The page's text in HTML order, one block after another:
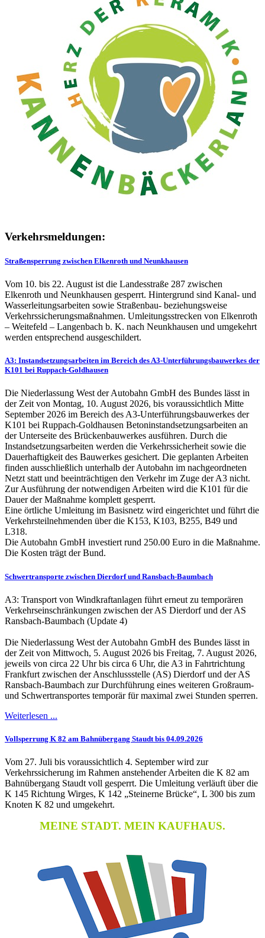
Verkehrsmeldungen:
Straßensperrung zwischen Elkenroth und Neunkhausen
Vom 10. bis 22. August ist die Landesstraße 287 zwischen
Elkenroth und Neunkhausen gesperrt. Hintergrund sind Kanal- und
Wasserleitungsarbeiten sowie Straßenbau- beziehungsweise
Verkehrssicherungsmaßnahmen. Umleitungsstrecken von Elkenroth
– Weitefeld – Langenbach b. K. nach Neunkhausen und umgekehrt
werden entsprechend ausgeschildert.
A3: Instandsetzungsarbeiten im Bereich des A3-Unterführungsbauwerkes der
K101 bei Ruppach-Goldhausen
Die Niederlassung West der Autobahn GmbH des Bundes lässt in
der Zeit von Montag, 10. August 2026, bis voraussichtlich Mitte
September 2026 im Bereich des A3-Unterführungsbauwerkes der
K101 bei Ruppach-Goldhausen Betoninstandsetzungsarbeiten an
der Unterseite des Brückenbauwerkes ausführen. Durch die
Instandsetzungsarbeiten werden die Verkehrssicherheit sowie die
Dauerhaftigkeit des Bauwerkes gesichert. Die geplanten Arbeiten
finden ausschließlich unterhalb der Autobahn im nachgeordneten
Netzt statt und beeinträchtigen den Verkehr im Zuge der A3 nicht.
Zur Ausführung der notwendigen Arbeiten wird die K101 für die
Dauer der Maßnahme komplett gesperrt.
Eine örtliche Umleitung im Basisnetz wird eingerichtet und führt die
Verkehrsteilnehmenden über die K153, K103, B255, B49 und
L318.
Die Autobahn GmbH investiert rund 250.00 Euro in die Maßnahme.
Die Kosten trägt der Bund.
Schwertransporte zwischen Dierdorf und Ransbach-Baumbach
A3: Transport von Windkraftanlagen führt erneut zu temporären
Verkehrseinschränkungen zwischen der AS Dierdorf und der AS
Ransbach-Baumbach (Update 4)
Die Niederlassung West der Autobahn GmbH des Bundes lässt in
der Zeit von Mittwoch, 5. August 2026 bis Freitag, 7. August 2026,
jeweils von circa 22 Uhr bis circa 6 Uhr, die A3 in Fahrtrichtung
Frankfurt zwischen der Anschlussstelle (AS) Dierdorf und der AS
Ransbach-Baumbach zur Durchführung eines weiteren Großraum-
und Schwertransportes temporär für maximal zwei Stunden sperren.
Weiterlesen ...
Vollsperrung K 82 am Bahnübergang Staudt bis 04.09.2026
Vom 27. Juli bis voraussichtlich 4. September wird zur
Verkehrssicherung im Rahmen anstehender Arbeiten die K 82 am
Bahnübergang Staudt voll gesperrt. Die Umleitung verläuft über die
K 145 Richtung Wirges, K 142 „Steinerne Brücke“, L 300 bis zum
Knoten K 82 und umgekehrt.
MEINE STADT. MEIN KAUFHAUS.